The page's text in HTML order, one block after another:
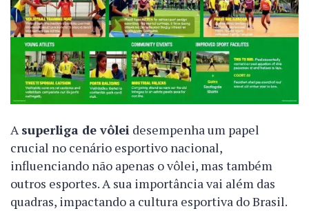
Asuperliga de vôlei desempenha um papel
crucial no cenário esportivo nacional,
influenciando não apenas o vôlei, mas também
outros esportes. A sua importância vai além das
quadras, impactando a cultura esportiva do Brasil.